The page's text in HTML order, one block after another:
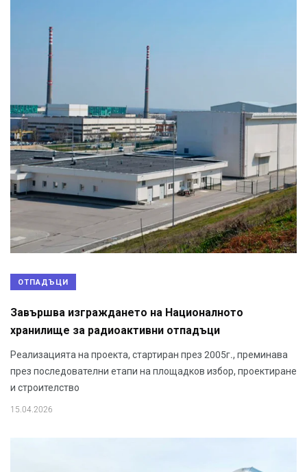
ОТПАДЪЦИ
Завършва изграждането на Националното
хранилище за радиоактивни отпадъци
Реализацията на проекта, стартиран през 2005г., преминава
през последователни етапи на площадков избор, проектиране
и строителство
15.04.2026